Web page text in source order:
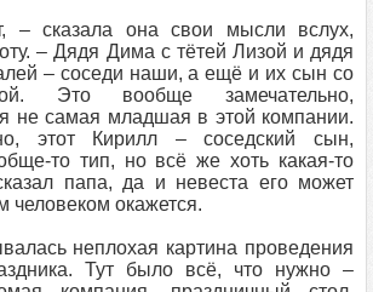
– сказала она свои мысли вслух,
– Дядя Дима с тётей Лизой и дядя
– соседи наши, а ещё и их сын со
Это вообще замечательно,
я не самая младшая в этой компании.
этот Кирилл – соседский сын,
то тип, но всё же хоть какая-то
папа, да и невеста его может
человеком окажется.
неплохая картина проведения
Тут было всё, что нужно –